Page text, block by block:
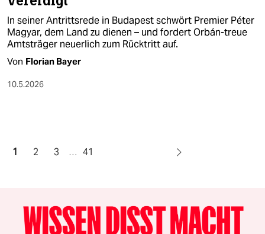
In seiner Antrittsrede in Budapest schwört Premier Péter
Magyar, dem Land zu dienen – und fordert Orbán-treue
Amtsträger neuerlich zum Rücktritt auf.
Von Florian Bayer
10.5.2026
1 2 3 … 41